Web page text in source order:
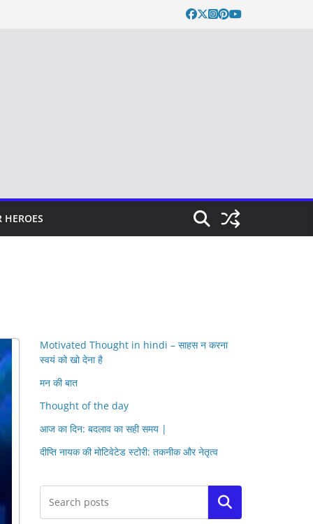
HEROES
Motivated Thought in hindi – साहस न करना
स्वयं को खो देना है
मन की बात
Thought of the day
आज का दिन: बदलाव का सही समय |
दीप्ति नायक की मोटिवेटेड स्टोरी: तकनीक और नेतृत्व
Search